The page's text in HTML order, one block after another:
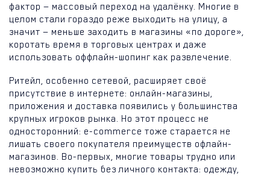
фактор — массовый переход на удалёнку. Многие в
целом стали гораздо реже выходить на улицу, а
значит — меньше заходить в магазины «по дороге»,
коротать время в торговых центрах и даже
использовать оффлайн-шопинг как развлечение.
Ритейл, особенно сетевой, расширяет своё
присутствие в интернете: онлайн-магазины,
приложения и доставка появились у большинства
крупных игроков рынка. Но этот процесс не
односторонний: e-commerce тоже старается не
лишать своего покупателя преимуществ офлайн-
магазинов. Во-первых, многие товары трудно или
невозможно купить без личного контакта: одежду,